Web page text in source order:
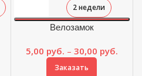
2 недели
Велозамок
5,00 руб. – 30,00 руб.
Заказать